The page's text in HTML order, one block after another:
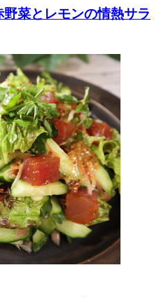
菜とレモンの情熱サラ